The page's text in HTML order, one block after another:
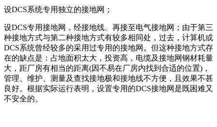
设DCS系统专用独立的接地网；
设DCS专用接地网，经接地线、再接至电气接地网；由于第三
种接地方式与第二种接地方式有较多相同处，过去，计算机或
DCS系统曾经较多的采用过专用的接地网。但这种接地方式存
在的缺点是：占地面积太大，投资高，电缆及接地网钢材耗量
大，距厂房有相当的距离(因不易在厂房内找到合适的位置)，
管理、维护、测量及查找接地极和接地线不方便，且效果不甚
良好。根据实际运行表明，设置专用的DCS接地网是既困难又
不安全的。